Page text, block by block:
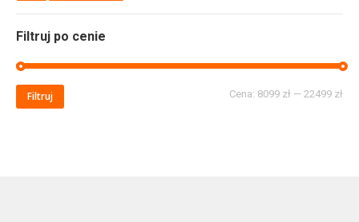
Filtruj po cenie
Filtruj Cena: 8099 zł — 22499 zł